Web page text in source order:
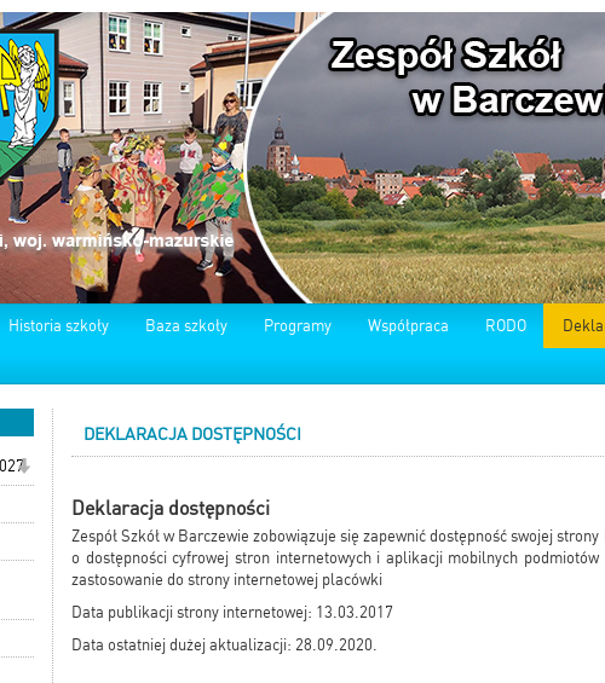
Historia szkoły Baza szkoły Programy Współpraca RODO
DEKLARACJA DOSTĘPNOŚCI
Deklaracja dostępności
Zespół Szkół w Barczewie zobowiązuje się zapewnić dostępność swojej
o dostępności cyfrowej stron internetowych i aplikacji mobilnych
zastosowanie do strony internetowej placówki
Data publikacji strony internetowej: 13.03.2017
Data ostatniej dużej aktualizacji: 28.09.2020.